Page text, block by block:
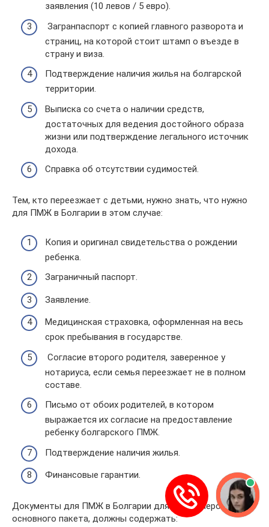
заявления (10 левов / 5 евро).
Загранпаспорт с копией главного разворота и
страниц, на которой стоит штамп о въезде в
страну и виза.
Подтверждение наличия жилья на болгарской
территории.
Выписка со счета о наличии средств,
достаточных для ведения достойного образа
жизни или подтверждение легального источник
дохода.
Справка об отсутствии судимостей.
Тем, кто переезжает с детьми, нужно знать, что нужно
для ПМЖ в Болгарии в этом случае:
Копия и оригинал свидетельства о рождении
ребенка.
Заграничный паспорт.
Заявление.
Медицинская страховка, оформленная на весь
срок пребывания в государстве.
Согласие второго родителя, заверенное у
нотариуса, если семья переезжает не в полном
составе.
Письмо от обоих родителей, в котором
выражается их согласие на предоставление
ребенку болгарского ПМЖ.
Подтверждение наличия жилья.
Финансовые гарантии.
Документы для ПМЖ в Болгарии для пенсионеров, кроме
основного пакета, должны содержать: